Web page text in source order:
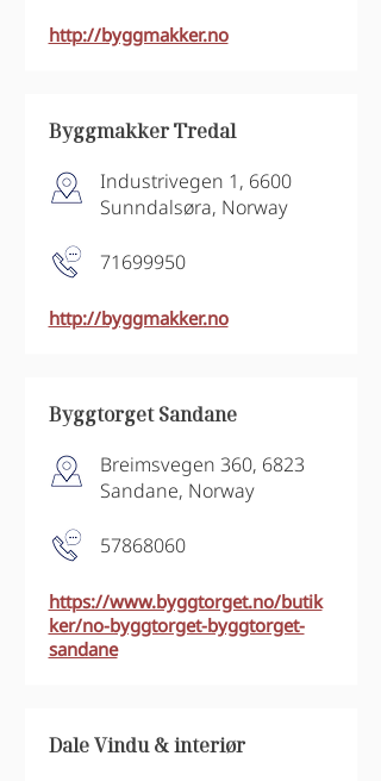
http://byggmakker.no
Byggmakker Tredal
Industrivegen 1, 6600
Sunndalsøra, Norway
71699950
http://byggmakker.no
Byggtorget Sandane
Breimsvegen 360, 6823
Sandane, Norway
57868060
https://www.byggtorget.no/butik
ker/no-byggtorget-byggtorget-
sandane
Dale Vindu & interiør